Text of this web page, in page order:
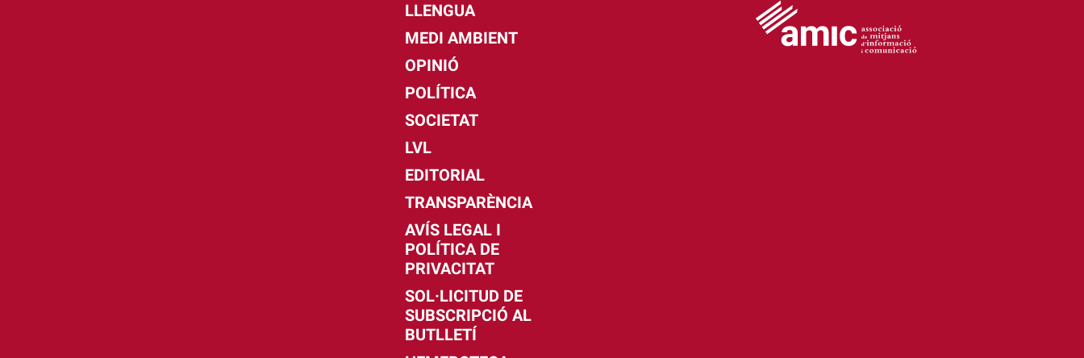
LLENGUA
MEDI AMBIENT
OPINIÓ
POLÍTICA
SOCIETAT
LVL
EDITORIAL
TRANSPARÈNCIA
AVÍS LEGAL I
POLÍTICA DE
PRIVACITAT
SOL·LICITUD DE
SUBSCRIPCIÓ AL
BUTLLETÍ